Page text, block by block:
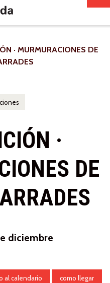
· MURMURACIONES DE
·
DE
diciembre
al calendario como llegar